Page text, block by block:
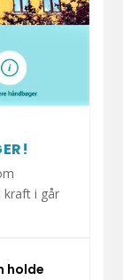
kraft i går
holde